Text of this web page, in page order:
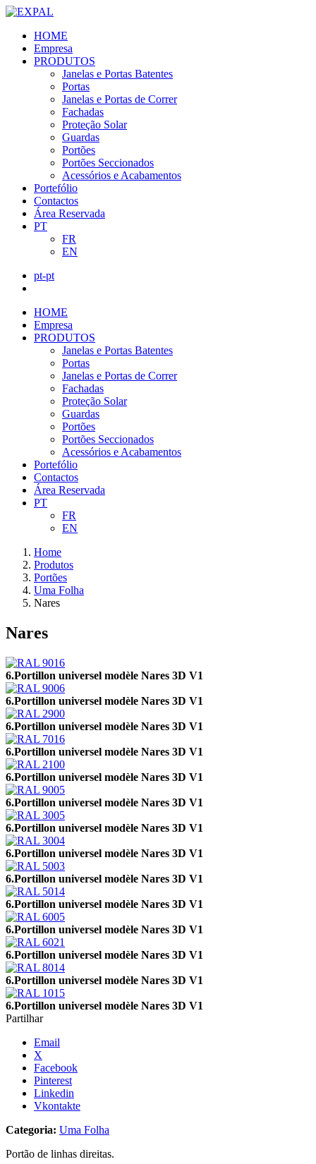
HOME
Empresa
PRODUTOS
Janelas e Portas Batentes
Portas
Janelas e Portas de Correr
Fachadas
Proteção Solar
Guardas
Portões
Portões Seccionados
Acessórios e Acabamentos
Portefólio
Contactos
Área Reservada
PT
FR
EN
pt-pt
HOME
Empresa
PRODUTOS
Janelas e Portas Batentes
Portas
Janelas e Portas de Correr
Fachadas
Proteção Solar
Guardas
Portões
Portões Seccionados
Acessórios e Acabamentos
Portefólio
Contactos
Área Reservada
PT
FR
EN
Home
Produtos
Portões
Uma Folha
Nares
Nares
6.Portillon universel modèle Nares 3D V1
6.Portillon universel modèle Nares 3D V1
6.Portillon universel modèle Nares 3D V1
6.Portillon universel modèle Nares 3D V1
6.Portillon universel modèle Nares 3D V1
6.Portillon universel modèle Nares 3D V1
6.Portillon universel modèle Nares 3D V1
6.Portillon universel modèle Nares 3D V1
6.Portillon universel modèle Nares 3D V1
6.Portillon universel modèle Nares 3D V1
6.Portillon universel modèle Nares 3D V1
6.Portillon universel modèle Nares 3D V1
6.Portillon universel modèle Nares 3D V1
6.Portillon universel modèle Nares 3D V1
Partilhar
Email
X
Facebook
Pinterest
Linkedin
Vkontakte
Categoria: Uma Folha
Portão de linhas direitas.